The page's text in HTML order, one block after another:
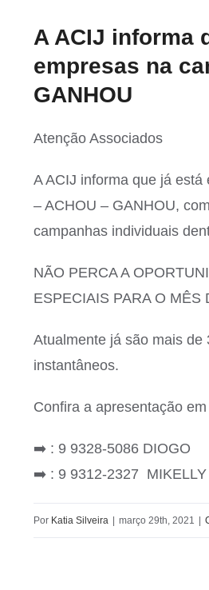
Larger
Image
A ACIJ informa
empresas na
GANHOU
Atenção Associados
A ACIJ informa que já
– ACHOU – GANHOU,
campanhas individuais
NÃO PERCA A
ESPECIAIS PARA O MÊS
Atualmente já são mais
instantâneos.
Confira a apresentação
➡️ : 9 9328-5086 DIOGO
➡️ : 9 9312-2327 MIKELLY
Por Katia Silveira | março 29th, 2021 |